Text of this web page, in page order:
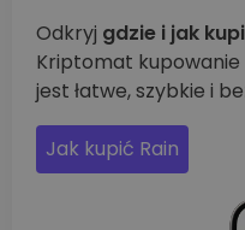
Odkryj gdzie i jak
Kriptomat kupowanie
jest łatwe, szybkie i
Jak kupić Rain